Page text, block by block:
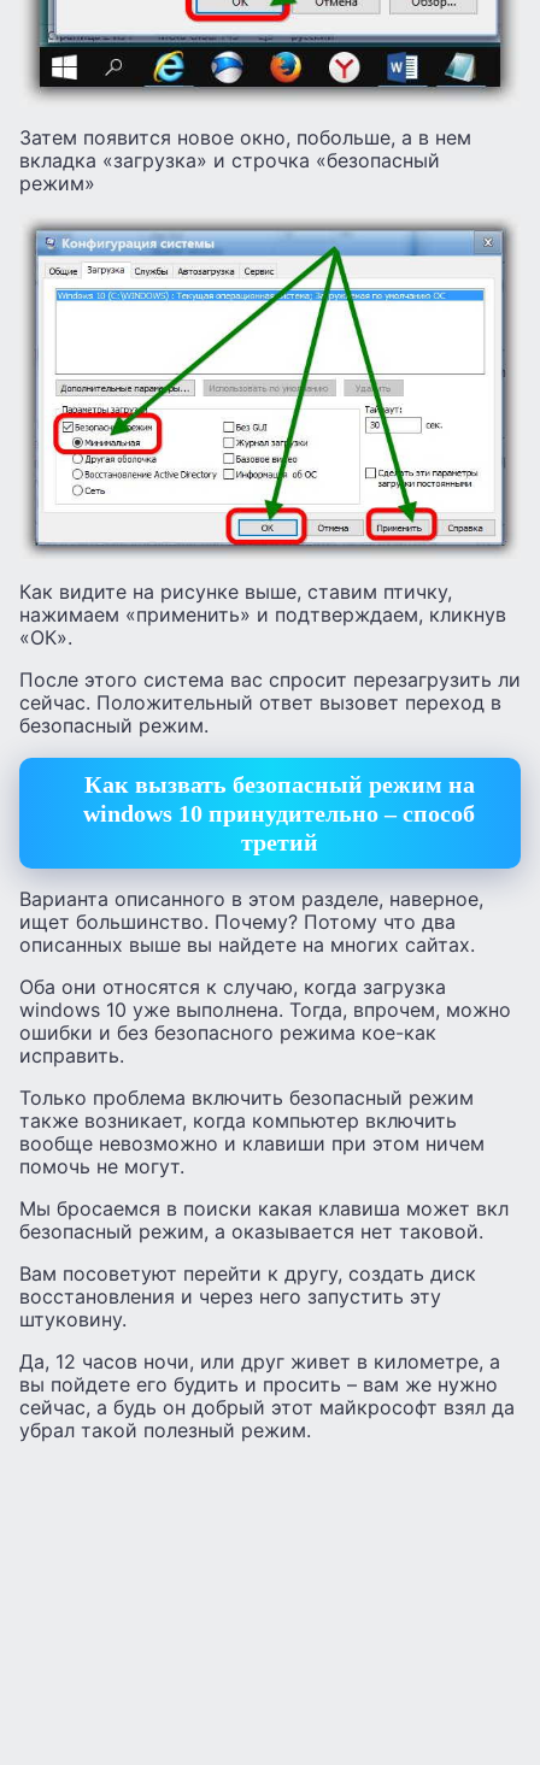
Затем появится новое окно, побольше, а в нем
вкладка «загрузка» и строчка «безопасный
режим»
Как видите на рисунке выше, ставим птичку,
нажимаем «применить» и подтверждаем, кликнув
«ОК».
После этого система вас спросит перезагрузить ли
сейчас. Положительный ответ вызовет переход в
безопасный режим.
Как вызвать безопасный режим на
windows 10 принудительно – способ
третий
Варианта описанного в этом разделе, наверное,
ищет большинство. Почему? Потому что два
описанных выше вы найдете на многих сайтах.
Оба они относятся к случаю, когда загрузка
windows 10 уже выполнена. Тогда, впрочем, можно
ошибки и без безопасного режима кое-как
исправить.
Только проблема включить безопасный режим
также возникает, когда компьютер включить
вообще невозможно и клавиши при этом ничем
помочь не могут.
Мы бросаемся в поиски какая клавиша может вкл
безопасный режим, а оказывается нет таковой.
Вам посоветуют перейти к другу, создать диск
восстановления и через него запустить эту
штуковину.
Да, 12 часов ночи, или друг живет в километре, а
вы пойдете его будить и просить – вам же нужно
сейчас, а будь он добрый этот майкрософт взял да
убрал такой полезный режим.